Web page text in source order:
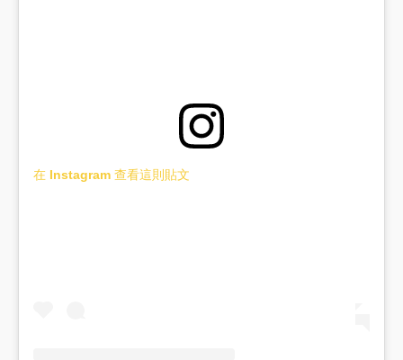
在 Instagram 查看這則貼文